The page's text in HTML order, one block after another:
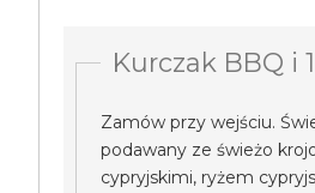
Kurczak BBQ i
Zamów przy wejściu.
podawany ze świeżo
cypryjskimi, ryżem